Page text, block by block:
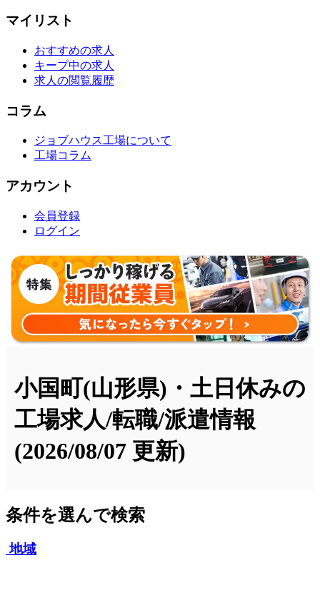
マイリスト
おすすめの求人
キープ中の求人
求人の閲覧履歴
コラム
ジョブハウス工場について
工場コラム
アカウント
会員登録
ログイン
小国町(山形県)・土日休みの
工場求人/転職/派遣情報
(2026/08/07 更新)
条件を選んで検索
地域